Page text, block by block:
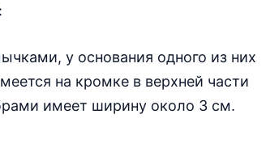
у основания одного из них
на кромке в верхней части
имеет ширину около 3 см.